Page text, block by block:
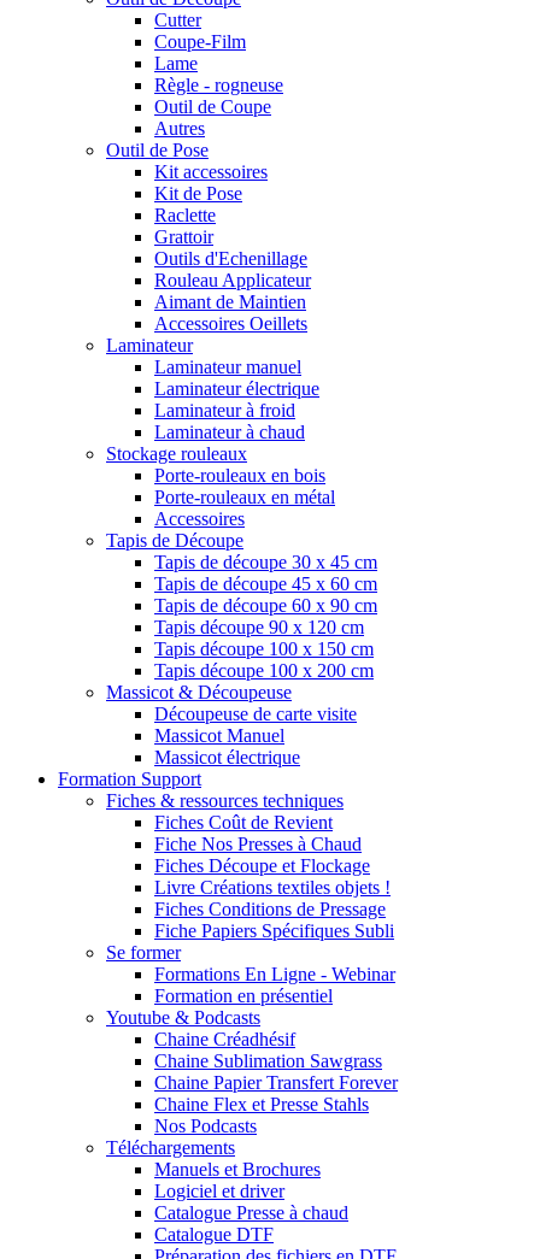
Cutter
Coupe-Film
Lame
Règle - rogneuse
Outil de Coupe
Autres
Outil de Pose
Kit accessoires
Kit de Pose
Raclette
Grattoir
Outils d'Echenillage
Rouleau Applicateur
Aimant de Maintien
Accessoires Oeillets
Laminateur
Laminateur manuel
Laminateur électrique
Laminateur à froid
Laminateur à chaud
Stockage rouleaux
Porte-rouleaux en bois
Porte-rouleaux en métal
Accessoires
Tapis de Découpe
Tapis de découpe 30 x 45 cm
Tapis de découpe 45 x 60 cm
Tapis de découpe 60 x 90 cm
Tapis découpe 90 x 120 cm
Tapis découpe 100 x 150 cm
Tapis découpe 100 x 200 cm
Massicot & Découpeuse
Découpeuse de carte visite
Massicot Manuel
Massicot électrique
Formation Support
Fiches & ressources techniques
Fiches Coût de Revient
Fiche Nos Presses à Chaud
Fiches Découpe et Flockage
Livre Créations textiles objets !
Fiches Conditions de Pressage
Fiche Papiers Spécifiques Subli
Se former
Formations En Ligne - Webinar
Formation en présentiel
Youtube & Podcasts
Chaine Créadhésif
Chaine Sublimation Sawgrass
Chaine Papier Transfert Forever
Chaine Flex et Presse Stahls
Nos Podcasts
Téléchargements
Manuels et Brochures
Logiciel et driver
Catalogue Presse à chaud
Catalogue DTF